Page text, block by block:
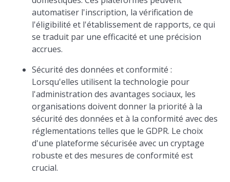
automatiser l'inscription, la vérification de
l'éligibilité et l'établissement de rapports, ce qui
se traduit par une efficacité et une précision
accrues.
Sécurité des données et conformité :
Lorsqu'elles utilisent la technologie pour
l'administration des avantages sociaux, les
organisations doivent donner la priorité à la
sécurité des données et à la conformité avec des
réglementations telles que le GDPR. Le choix
d'une plateforme sécurisée avec un cryptage
robuste et des mesures de conformité est
crucial.